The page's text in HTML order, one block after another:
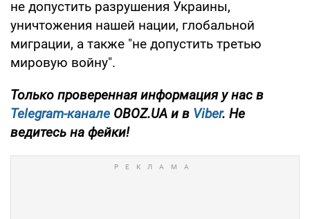
не допустить разрушения Украины,
уничтожения нашей нации, глобальной
миграции, а также "не допустить третью
мировую войну".
Только проверенная информация у нас в
Telegram-канале OBOZ.UA и в Viber. Не
ведитесь на фейки!